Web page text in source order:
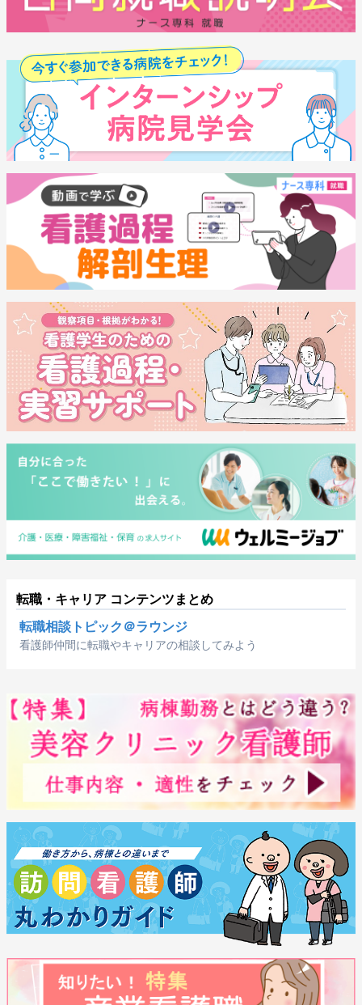
転職・キャリア コンテンツまとめ
転職相談トピック＠ラウンジ
看護師仲間に転職やキャリアの相談してみよう